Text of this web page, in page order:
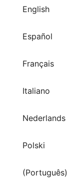
English
Español
Français
Italiano
Nederlands
Polski
(Português)